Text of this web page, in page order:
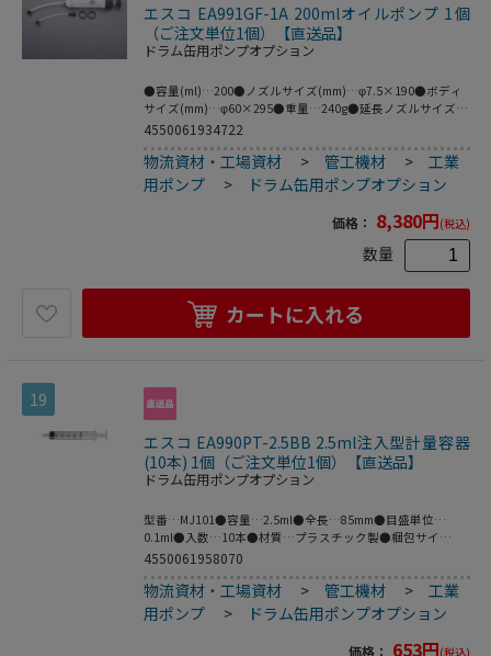
エスコ EA991GF-1A 200mlオイルポンプ 1個
（ご注文単位1個）【直送品】
ドラム缶用ポンプオプション
●容量(ml)…200●ノズルサイズ(mm)…φ7.5×190●ボディ
サイズ(mm)…φ60×295●重量…240g●延長ノズルサイズ
(mm)…φ6.3×178●ブレーキオイルやクーラント等に●目盛
ズ:63×330×61●梱包重量276g
4550061934722
物流資材・工場資材 >管工機材 > 工業
用ポンプ
> ドラム缶用ポンプオプション
価格： 8,380円(税込)
数量
カートに入れる
19
エスコ EA990PT-2.5BB 2.5ml注入型計量容器
(10本) 1個（ご注文単位1個）【直送品】
ドラム缶用ポンプオプション
型番…MJ101●容量…2.5ml●全長…85mm●目盛単位…
0.1ml●入数…10本●材質…プラスチック製●梱包サイ
ズ:131×213×49●梱包重量50g
4550061958070
物流資材・工場資材 >管工機材 > 工業
用ポンプ
> ドラム缶用ポンプオプション
価格： 653円(税込)